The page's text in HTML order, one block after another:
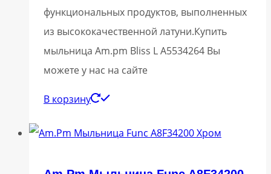
функциональных продуктов, выполненных
из высококачественной латуни.Купить
мыльница Am.pm Bliss L A5534264 Вы
можете у нас на сайте
В корзину